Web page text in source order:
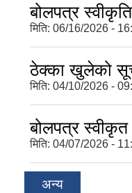
बोलपत्र
मिति: 06/16/2026 -
ठेक्का खुलेको
मिति: 04/10/2026 -
बोलपत्र
मिति: 04/07/2026 -
अन्य